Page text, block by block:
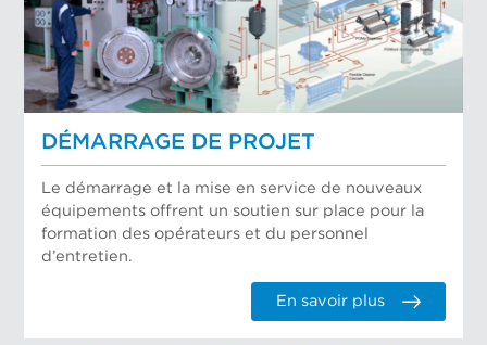
DÉMARRAGE DE PROJET
Le démarrage et la mise en service de nouveaux
équipements offrent un soutien sur place pour la
formation des opérateurs et du personnel
d’entretien.
En savoir plus